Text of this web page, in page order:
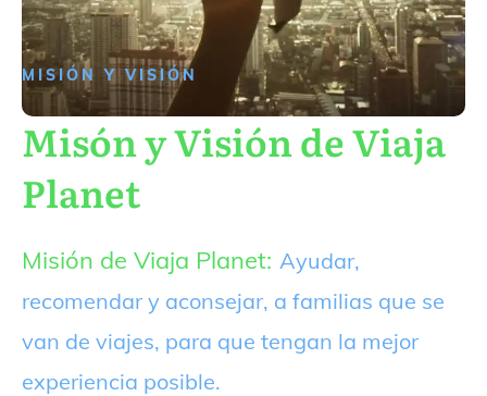
MISIÓN Y VISIÓN
Misón y Visión de Viaja
Planet
Misión de Viaja Planet: Ayudar,
recomendar y aconsejar, a familias que se
van de viajes, para que tengan la mejor
experiencia posible.